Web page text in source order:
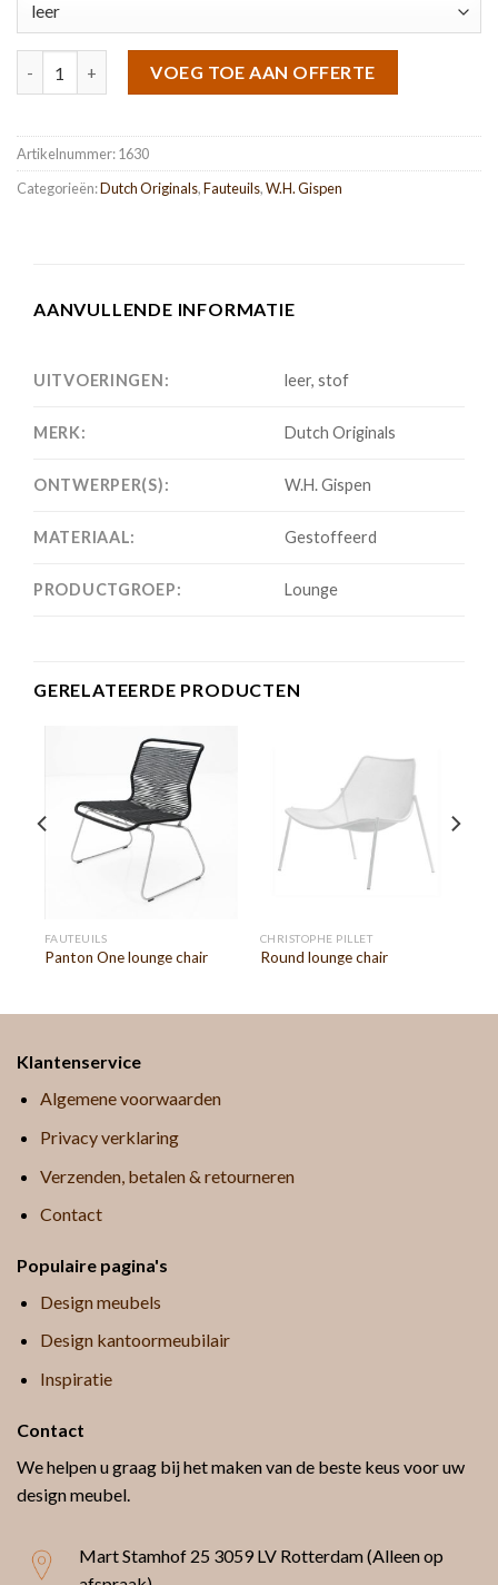
VOEG TOE AAN OFFERTE
Artikelnummer:1630
Categorieën:Dutch Originals,Fauteuils,W.H. Gispen
AANVULLENDE INFORMATIE
UITVOERINGEN: leer, stof
MERK: Dutch Originals
ONTWERPER(S): W.H. Gispen
MATERIAAL: Gestoffeerd
PRODUCTGROEP: Lounge
GERELATEERDE PRODUCTEN
FAUTEUILS
Panton One lounge chair
CHRISTOPHE PILLET
Round lounge chair
Klantenservice
Algemene voorwaarden
Privacy verklaring
Verzenden, betalen & retourneren
Contact
Populaire pagina's
Design meubels
Design kantoormeubilair
Inspiratie
Contact
We helpen u graag bij het maken van de beste keus voor uw
design meubel.
Mart Stamhof 25 3059 LV Rotterdam (Alleen op